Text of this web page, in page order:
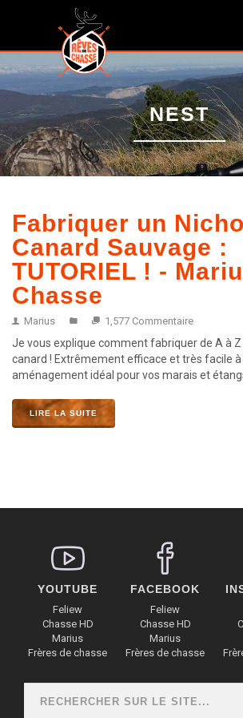
NEST
Fabriquer un
Canard Sauvage :
TUTORIEL ! -
Chasse
Marius 1,577 Commentaire
Je vous explique comment fabriquer de A à
canard ! Extrêmement efficace et très facile
aménagement idéal pour vos marais et
LIRE LA SUITE
YOUTUBE
Feliew
Chasse HD
Marius
Frères de chasse
FACEBOOK
Feliew
Chasse HD
Marius
Frères de chasse
FORMULAIRE DE RECHERCHE